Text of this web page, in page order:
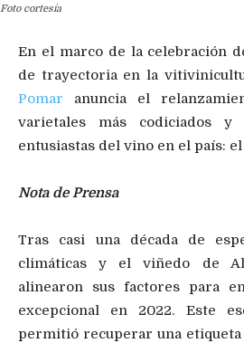
Foto cortesía
En el marco de la celebración
de trayectoria en la
Pomar anuncia el
varietales más codiciados
entusiastas del vino en el país:
Nota de Prensa
Tras casi una década de
climáticas y el viñedo de
alinearon sus factores para
excepcional en 2022. Este
permitió recuperar una etiqueta